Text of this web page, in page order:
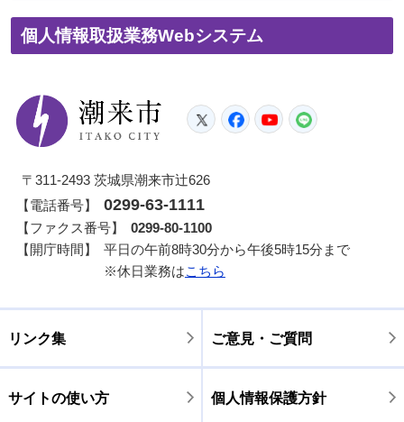
個人情報取扱業務Webシステム
潮来市
TwitterFacebook
YouTube
〒311-2493 茨城県潮来市辻626
【電話番号】
0299-63-1111
【ファクス番号】
0299-80-1100
【開庁時間】
平日の午前8時30分から午後5時15分まで
※休日業務はこちら
リンク集 ご意見・ご質問
サイトの使い方 個人情報保護方針